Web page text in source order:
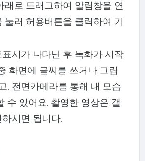
래로 드래그하여 알림창을 연
눌러 허용버튼을 클릭하여 기
시가 나타난 후 녹화가 시작
화면에 글씨를 쓰거나 그림
, 전면카메라를 통해 내 모습
수 있어요. 촬영한 영상은 갤
시면 됩니다.